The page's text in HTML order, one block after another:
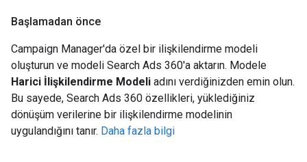
Başlamadan önce
Campaign Manager'da özel bir ilişkilendirme modeli
oluşturun ve modeli Search Ads 360'a aktarın. Modele
Harici İlişkilendirme Modeli adını verdiğinizden emin olun.
Bu sayede, Search Ads 360 özellikleri, yüklediğiniz
dönüşüm verilerine bir ilişkilendirme modelinin
uygulandığını tanır. Daha fazla bilgi